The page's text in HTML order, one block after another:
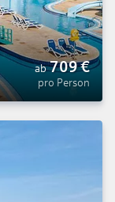
ab 709€
pro Person